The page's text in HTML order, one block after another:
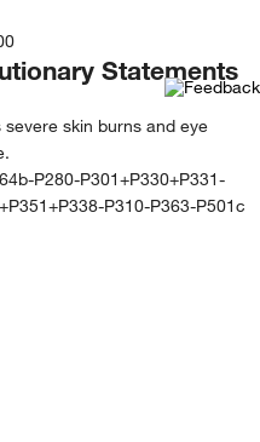
Statements
skin burns and eye
P280-P301+P330+P331-
P310-P363-P501c